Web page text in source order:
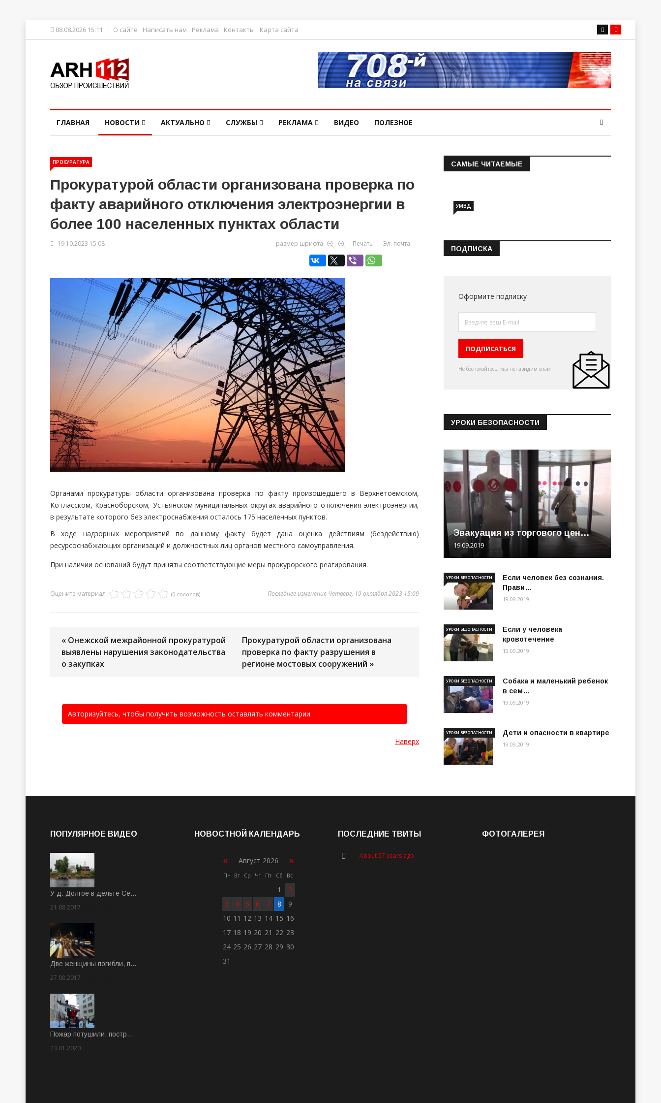
08.08.2026 15:11 О сайте Написать нам Реклама Контакты Карта сайта
ГЛАВНАЯ НОВОСТИ АКТУАЛЬНО СЛУЖБЫ РЕКЛАМА ВИДЕО ПОЛЕЗНОЕ
ПРОКУРАТУРА
Прокуратурой области организована проверка по
факту аварийного отключения электроэнергии в
более 100 населенных пунктах области
19.10.2023 15:08 размер шрифта Печать Эл. почта
Органами прокуратуры области организована проверка по факту произошедшего в Верхнетоемском,
Котласском, Красноборском, Устьянском муниципальных округах аварийного отключения электроэнергии,
в результате которого без электроснабжения осталось 175 населенных пунктов.
В ходе надзорных мероприятий по данному факту будет дана оценка действиям (бездействию)
ресурсоснабжающих организаций и должностных лиц органов местного самоуправления.
При наличии оснований будут приняты соответствующие меры прокурорского реагирования.
Оцените материал (0 голосов) Последнее изменение Четверг, 19 октября 2023 15:09
« Онежской межрайонной прокуратурой
выявлены нарушения законодательства
о закупках
Прокуратурой области организована
проверка по факту разрушения в
регионе мостовых сооружений »
Авторизуйтесь, чтобы получить возможность оставлять комментарии
Наверх
САМЫЕ ЧИТАЕМЫЕ
Информация о состоянии
УМВД
ПОДПИСКА
Оформите подписку
Не беспокойтесь, мы ненавидим спам
УРОКИ БЕЗОПАСНОСТИ
Эвакуация из торгового цен…
19.09.2019
Если человек без сознания.
Прави…
УРОКИ БЕЗОПАСНОСТИ
19.09.2019
Если у человека
кровотечение
УРОКИ БЕЗОПАСНОСТИ
19.09.2019
Собака и маленький ребенок
в сем…
УРОКИ БЕЗОПАСНОСТИ
19.09.2019
Дети и опасности в квартире
УРОКИ БЕЗОПАСНОСТИ
19.09.2019
ПОПУЛЯРНОЕ ВИДЕО
У д. Долгое в дельте Се…
21.08.2017
Две женщины погибли, п…
27.08.2017
Пожар потушили, постр…
23.01.2020
НОВОСТНОЙ КАЛЕНДАРЬ
« Август 2026 »
Пн Вт Ср Чт Пт Сб Вс
1
2
3
4 5 6 7 8
9
10 11 12 13 14 15 16
17 18 19 20 21 22 23
24 25 26 27 28 29 30
31
ПОСЛЕДНИЕ ТВИТЫ
About 57 years ago
ФОТОГАЛЕРЕЯ